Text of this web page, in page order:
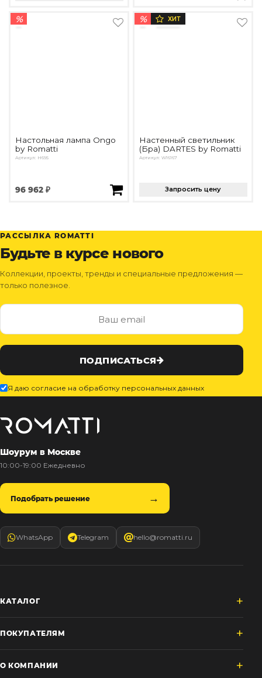
%
Настольная лампа Ongo
by Romatti
Артикул: H695
96 962 ₽
% ХИТ
Настенный светильник
(Бра) DARTES by Romatti
Артикул: W16167
Запросить цену
РАССЫЛКА ROMATTI
Будьте в курсе нового
Коллекции, проекты, тренды и специальные предложения —
только полезное.
ПОДПИСАТЬСЯ
Я даю согласие на обработку персональных данных
Шоурум в Москве
10:00-19:00 Ежедневно
Подобрать решение
WhatsApp Telegram hello@romatti.ru
КАТАЛОГ
ПОКУПАТЕЛЯМ
О КОМПАНИИ